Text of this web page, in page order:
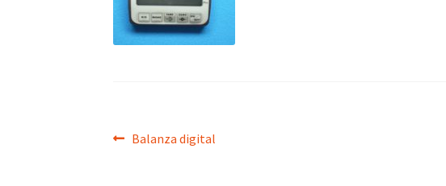
Navegación
Anterior:
Balanza digital